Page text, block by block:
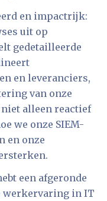
en impactrijk:
uit op
gedetailleerde
en leveranciers,
van onze
alleen reactief
we onze SIEM-
en onze
een afgeronde
werkervaring in IT